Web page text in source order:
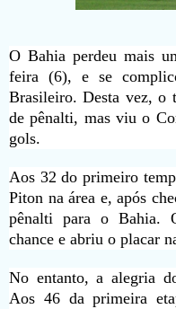
O Bahia perdeu mais
feira (6), e se
Brasileiro. Desta vez, o
de pênalti, mas viu o
gols.
Aos 32 do primeiro
Piton na área e, após
pênalti para o Bahia.
chance e abriu o placar
No entanto, a alegria
Aos 46 da primeira